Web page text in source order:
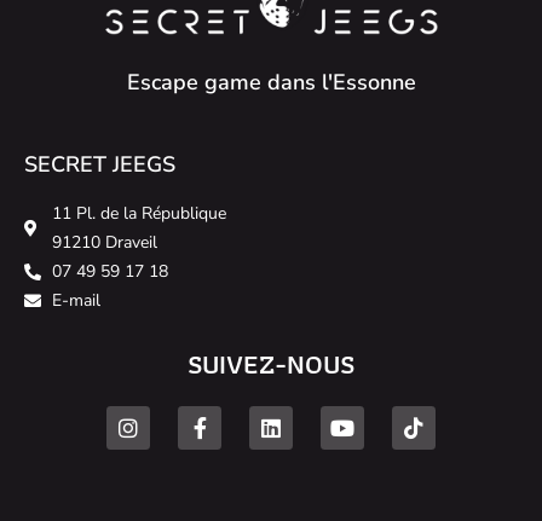
Escape game dans l'Essonne
SECRET JEEGS
11 Pl. de la République
91210 Draveil
07 49 59 17 18
E-mail
SUIVEZ-NOUS